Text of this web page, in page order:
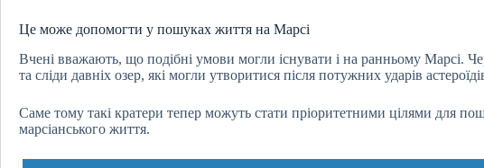
Це може допомогти у пошуках життя на Марсі
Вчені вважають, що подібні умови могли існувати і на ранньому Марсі.
та сліди давніх озер, які могли утворитися після потужних ударів
Саме тому такі кратери тепер можуть стати пріоритетними цілями для
марсіанського життя.